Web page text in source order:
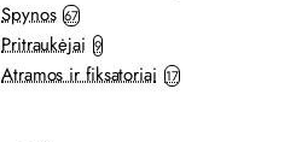
Spynos 67
Pritraukėjai 9
Atramos ir fiksatoriai 17